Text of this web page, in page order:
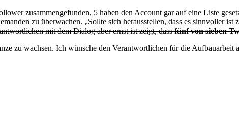
zusammengefunden, 5 haben den Account gar auf eine Liste
zu überwachen. „Sollte sich herausstellen, dass es sinnvoller ist
mit dem Dialog aber ernst ist zeigt, dassfünf von sieben
zu wachsen. Ich wünsche den Verantwortlichen für die Aufbauarbeit